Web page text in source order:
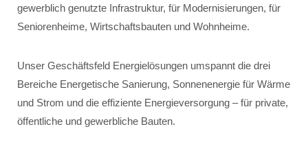
gewerblich genutzte Infrastruktur, für Modernisierungen, für
Seniorenheime, Wirtschaftsbauten und Wohnheime.
Unser Geschäftsfeld Energielösungen umspannt die drei
Bereiche Energetische Sanierung, Sonnenenergie für Wärme
und Strom und die effiziente Energieversorgung – für private,
öffentliche und gewerbliche Bauten.